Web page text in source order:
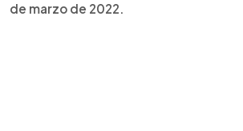
de marzo de 2022.